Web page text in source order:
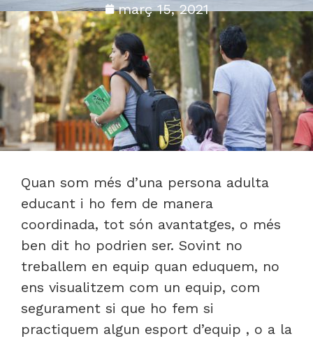
març 15, 2021
Quan som més d’una persona adulta
educant i ho fem de manera
coordinada, tot són avantatges, o més
ben dit ho podrien ser. Sovint no
treballem en equip quan eduquem, no
ens visualitzem com un equip, com
segurament si que ho fem si
practiquem algun esport d’equip , o a la